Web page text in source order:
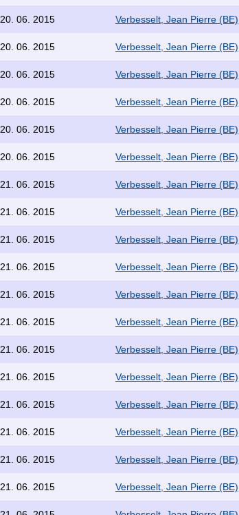
20. 06. 2015 Verbesselt, Jean Pierre (BE)
20. 06. 2015 Verbesselt, Jean Pierre (BE)
20. 06. 2015 Verbesselt, Jean Pierre (BE)
20. 06. 2015 Verbesselt, Jean Pierre (BE)
20. 06. 2015 Verbesselt, Jean Pierre (BE)
20. 06. 2015 Verbesselt, Jean Pierre (BE)
21. 06. 2015 Verbesselt, Jean Pierre (BE)
21. 06. 2015 Verbesselt, Jean Pierre (BE)
21. 06. 2015 Verbesselt, Jean Pierre (BE)
21. 06. 2015 Verbesselt, Jean Pierre (BE)
21. 06. 2015 Verbesselt, Jean Pierre (BE)
21. 06. 2015 Verbesselt, Jean Pierre (BE)
21. 06. 2015 Verbesselt, Jean Pierre (BE)
21. 06. 2015 Verbesselt, Jean Pierre (BE)
21. 06. 2015 Verbesselt, Jean Pierre (BE)
21. 06. 2015 Verbesselt, Jean Pierre (BE)
21. 06. 2015 Verbesselt, Jean Pierre (BE)
21. 06. 2015 Verbesselt, Jean Pierre (BE)